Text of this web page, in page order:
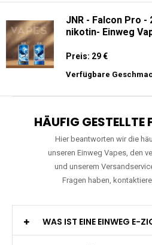
JNR - Falcon Pro -
nikotin- Einweg
Preis: 29 €
Verfügbare
HÄUFIG
Hier beantworten wir die
unseren Einweg Vapes, den
und unserem
Fragen haben,
WAS IST EINE EINWEG E-